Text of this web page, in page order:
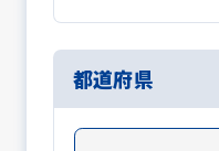
都道府県